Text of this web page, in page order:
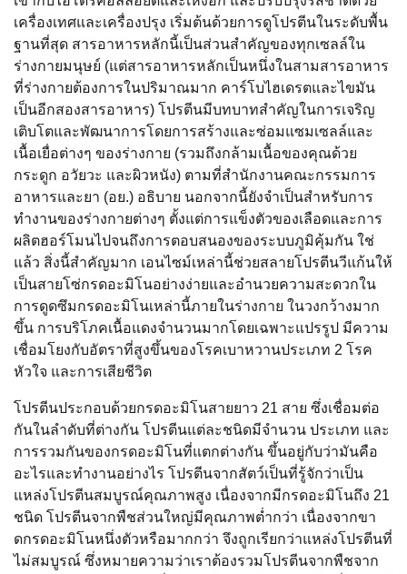
เครื่องเทศและเครื่องปรุง เริ่มต้นด้วยการดูโปรตีนในระดับพื้น
ฐานที่สุด สารอาหารหลักนี้เป็นส่วนสำคัญของทุกเซลล์ใน
ร่างกายมนุษย์ (แต่สารอาหารหลักเป็นหนึ่งในสามสารอาหาร
ที่ร่างกายต้องการในปริมาณมาก คาร์โบไฮเดรตและไขมัน
เป็นอีกสองสารอาหาร) โปรตีนมีบทบาทสำคัญในการเจริญ
เติบโตและพัฒนาการโดยการสร้างและซ่อมแซมเซลล์และ
เนื้อเยื่อต่างๆ ของร่างกาย (รวมถึงกล้ามเนื้อของคุณด้วย
กระดูก อวัยวะ และผิวหนัง) ตามที่สำนักงานคณะกรรมการ
อาหารและยา (อย.) อธิบาย นอกจากนี้ยังจำเป็นสำหรับการ
ทำงานของร่างกายต่างๆ ตั้งแต่การแข็งตัวของเลือดและการ
ผลิตฮอร์โมนไปจนถึงการตอบสนองของระบบภูมิคุ้มกัน ใช่
แล้ว สิ่งนี้สำคัญมาก เอนไซม์เหล่านี้ช่วยสลายโปรตีนวีแก้นให้
เป็นสายโซ่กรดอะมิโนอย่างง่ายและอำนวยความสะดวกใน
การดูดซึมกรดอะมิโนเหล่านี้ภายในร่างกาย ในวงกว้างมาก
ขึ้น การบริโภคเนื้อแดงจำนวนมากโดยเฉพาะแปรรูป มีความ
เชื่อมโยงกับอัตราที่สูงขึ้นของโรคเบาหวานประเภท 2 โรค
หัวใจ และการเสียชีวิต
โปรตีนประกอบด้วยกรดอะมิโนสายยาว 21 สาย ซึ่งเชื่อมต่อ
กันในลำดับที่ต่างกัน โปรตีนแต่ละชนิดมีจำนวน ประเภท และ
การรวมกันของกรดอะมิโนที่แตกต่างกัน ขึ้นอยู่กับว่ามันคือ
อะไรและทำงานอย่างไร โปรตีนจากสัตว์เป็นที่รู้จักว่าเป็น
แหล่งโปรตีนสมบูรณ์คุณภาพสูง เนื่องจากมีกรดอะมิโนถึง 21
ชนิด โปรตีนจากพืชส่วนใหญ่มีคุณภาพต่ำกว่า เนื่องจากขา
ดกรดอะมิโนหนึ่งตัวหรือมากกว่า จึงถูกเรียกว่าแหล่งโปรตีนที่
ไม่สมบูรณ์ ซึ่งหมายความว่าเราต้องรวมโปรตีนจากพืชจาก